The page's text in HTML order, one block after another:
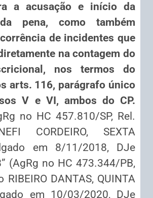
a acusação e início da
pena, como também
de incidentes que
na contagem do
nos termos do
arts. 116, parágrafo único
V e VI, ambos do CP.
no HC 457.810/SP, Rel.
CORDEIRO, SEXTA
em 8/11/2018, DJe
(AgRg no HC 473.344/PB,
RIBEIRO DANTAS, QUINTA
em 10/03/2020, DJe